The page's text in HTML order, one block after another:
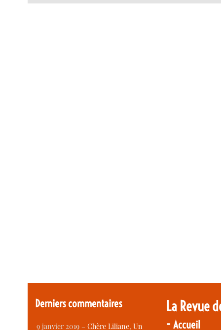
Derniers commentaires
9 janvier 2019 –Chère Liliane, Un
La Revue
-Accueil